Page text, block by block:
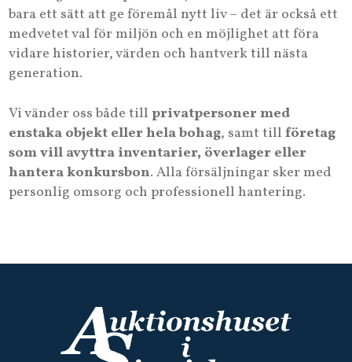
bara ett sätt att ge föremål nytt liv – det är också ett
medvetet val för miljön och en möjlighet att föra
vidare historier, värden och hantverk till nästa
generation.
Vi vänder oss både till privatpersoner med
enstaka objekt eller hela bohag, samt till företag
som vill avyttra inventarier, överlager eller
hantera konkursbon. Alla försäljningar sker med
personlig omsorg och professionell hantering.